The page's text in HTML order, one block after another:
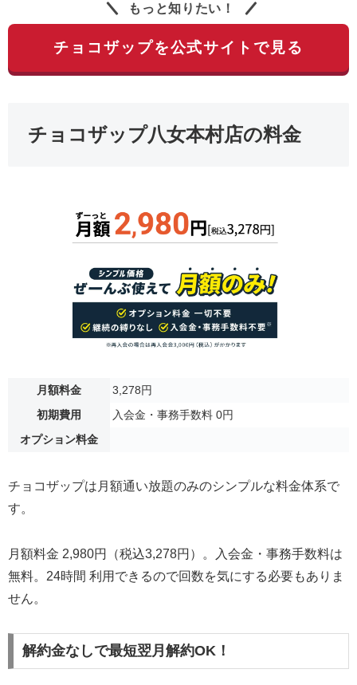
もっと知りたい！
チョコザップを公式サイトで見る
チョコザップ八女本村店の料金
月額料金
3,278円
初期費用
入会金・事務手数料 0円
オプション料金
チョコザップは月額通い放題のみのシンプルな料金体系で
す。
月額料金 2,980円（税込3,278円）。入会金・事務手数料は
無料。24時間 利用できるので回数を気にする必要もありま
せん。
解約金なしで最短翌月解約OK！